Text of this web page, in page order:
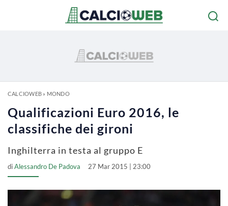
CALCIOWEB» MONDO
Qualificazioni Euro 2016, le
classifiche dei gironi
Inghilterra in testa al gruppo E
diAlessandro De Padova 27 Mar 2015 | 23:00